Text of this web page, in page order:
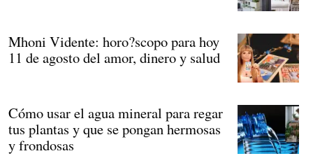
Mhoni Vidente: horo?scopo para hoy
11 de agosto del amor, dinero y salud
Cómo usar el agua mineral para regar
tus plantas y que se pongan hermosas
y frondosas